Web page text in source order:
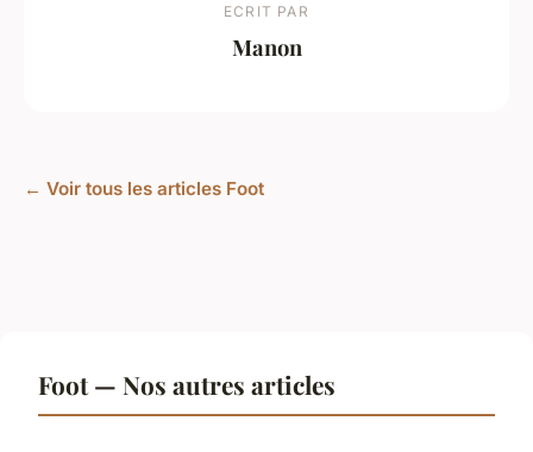
ECRIT PAR
Manon
← Voir tous les articles Foot
Foot — Nos autres articles